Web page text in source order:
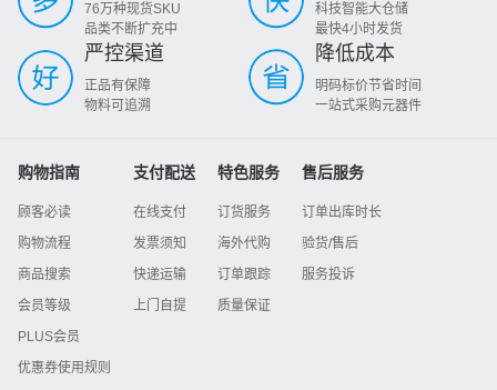
76万种现货SKU
品类不断扩充中
科技智能大仓储
最快4小时发货
严控渠道
正品有保障
物料可追溯
降低成本
明码标价节省时间
一站式采购元器件
购物指南
顾客必读
购物流程
商品搜索
会员等级
PLUS会员
优惠券使用规则
支付配送
在线支付
发票须知
快递运输
上门自提
特色服务
订货服务
海外代购
订单跟踪
质量保证
售后服务
订单出库时长
验货/售后
服务投诉